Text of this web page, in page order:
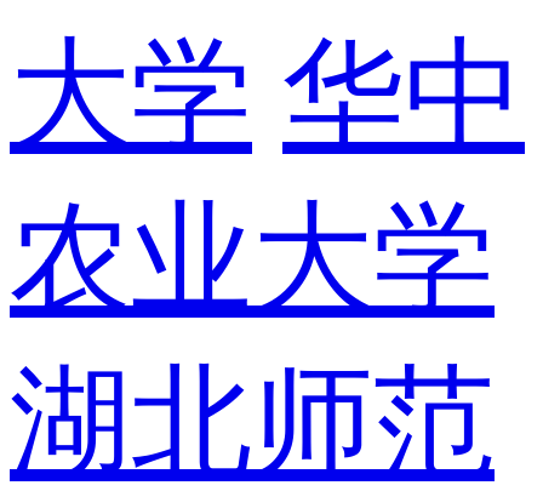
大学 华中
农业大学
湖北师范